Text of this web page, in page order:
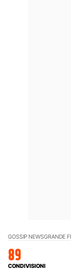
GOSSIP NEWSGRANDE
89
CONDIVISIONI